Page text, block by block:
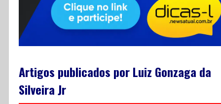
Artigos publicados por Luiz Gonzaga da
Silveira Jr